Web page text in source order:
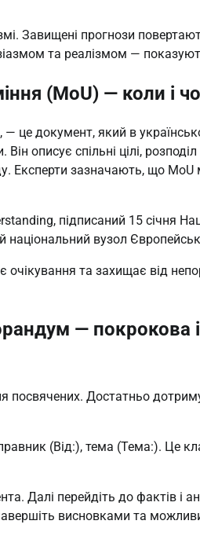
Завищені прогнози
та реалізмом —
(MoU) — коли і
це документ, який в
описує спільні цілі,
Експерти зазначають, що
підписаний 15 січня
вузол
очікування та захищає від
— покрокова
Достатньо
(Від:), тема (Тема:). Це
Далі перейдіть до фактів і
висновками та